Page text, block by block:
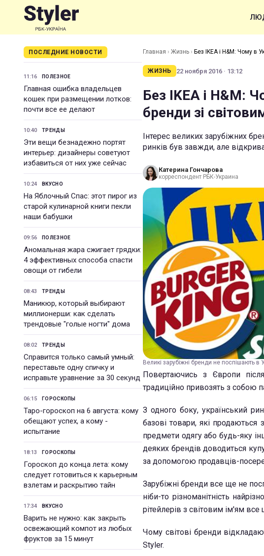
ПОСЛЕДНИЕ НОВОСТИ
11:16 ПОЛЕЗНОЕ
Главная ошибка владельцев
кошек при размещении лотков:
почти все ее делают
10:40 ТРЕНДЫ
Эти вещи безнадежно портят
интерьер: дизайнеры советуют
избавиться от них уже сейчас
10:24 ВКУСНО
На Яблочный Спас: этот пирог из
старой кулинарной книги пекли
наши бабушки
09:56 ПОЛЕЗНОЕ
Аномальная жара сжигает грядки:
4 эффективных способа спасти
овощи от гибели
08:43 ТРЕНДЫ
Маникюр, который выбирают
миллионерши: как сделать
трендовые "голые ногти" дома
08:02 ТРЕНДЫ
Справится только самый умный:
переставьте одну спичку и
исправьте уравнение за 30 секунд
06:15 ГОРОСКОПЫ
Таро-гороскоп на 6 августа: кому
обещают успех, а кому -
испытание
18:13 ГОРОСКОПЫ
Гороскоп до конца лета: кому
следует готовиться к карьерным
взлетам и раскрытию тайн
17:34 ВКУСНО
Варить не нужно: как закрыть
освежающий компот из любых
фруктов за 15 минут
Главная › Жизнь › Без IKEA і H&M: Чому в
ЖИЗНЬ 22 ноября 2016 · 13:12
Без IKEA і H&M:
бренди зі
Інтерес великих зарубіжних
ринків був завжди, але
Катерина Гончарова
корреспондент РБК-Украина
Великі зарубіжні бренди не поспішають в
Повертаючись з Європи
традиційно привозять з собою
З одного боку, український
базові товари, які
предмети одягу або будь-яку
деяких брендів доводиться
за допомогою продавців-
Зарубіжні бренди все ще не
ніби-то різноманітність
рітейлерів з світовим ім'ям
Чому світові бренди
Styler.